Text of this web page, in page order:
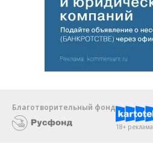
Благотворительный фонд
18+ реклама